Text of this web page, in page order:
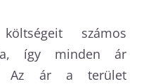
számos
így minden ár
Az ár a terület